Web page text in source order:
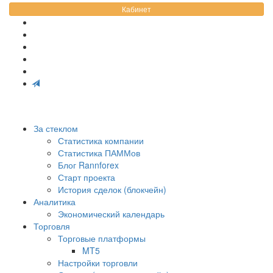
Кабинет
За стеклом
Статистика компании
Статистика ПАММов
Блог Rannforex
Старт проекта
История сделок (блокчейн)
Аналитика
Экономический календарь
Торговля
Торговые платформы
MT5
Настройки торговли